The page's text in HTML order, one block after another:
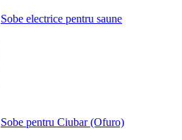
Sobe electrice pentru saune
Sobe pentru Ciubar (Ofuro)